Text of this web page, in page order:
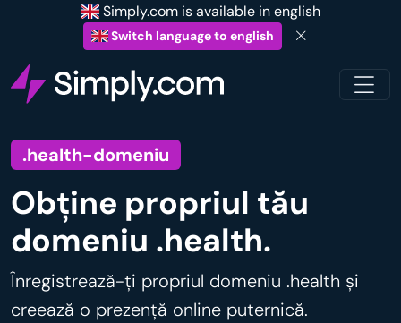
Simply.com is available in english
Switch language to english
.health-domeniu
Obține propriul tău
domeniu .health.
Înregistrează-ți propriul domeniu .health și
creează o prezență online puternică.